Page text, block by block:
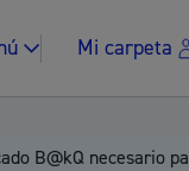
Mi carpeta
B@kQ necesario